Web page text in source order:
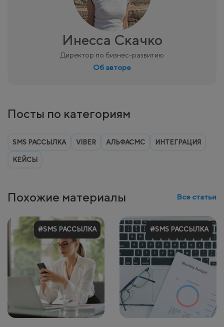
Инесса Скачко
Директор по бизнес-развитию
Об авторе
Посты по категориям
SMS РАССЫЛКА VIBER АЛЬФАСМС ИНТЕГРАЦИЯ
КЕЙСЫ
Похожие материалы Все статьи
#SMS РАССЫЛКА #SMS РАССЫЛКА